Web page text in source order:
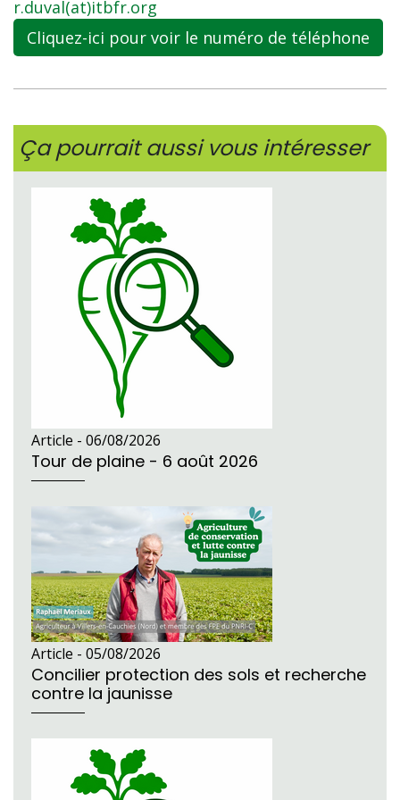
r.duval(at)itbfr.org
Cliquez-ici pour voir le numéro de téléphone
Ça pourrait aussi vous intéresser
Article - 06/08/2026
Tour de plaine - 6 août 2026
Article - 05/08/2026
Concilier protection des sols et recherche
contre la jaunisse